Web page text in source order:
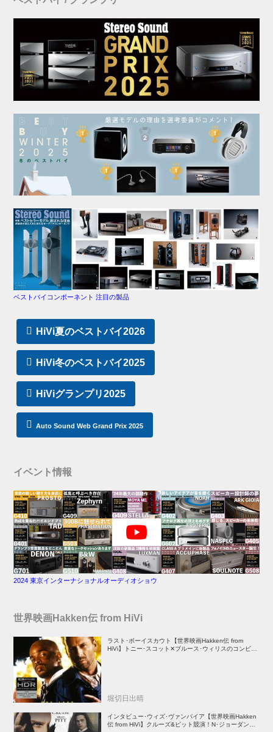
ベストバイコンポーネント 注目の製品
HiVi夏のベストバイ2026
HiVi冬のベストバイ2025
HiViグランプリ2025
Auto Sound Web Grand Prix 2025
イベント情報
2024 東京インターナショナルオーディオショウ
世界映画Hakken伝 from HiVi
ラスト･ボーイスカウト【世界映画Hakken伝 from
HiVi】トニー･スコット✕ブルース･ウィリスのコンビが
堀切日出晴
インタビュー･ウィズ･ヴァンパイア【世界映画Hakken
伝 from HiVi】クルーズ&ピット競演！N･ジョーダン監